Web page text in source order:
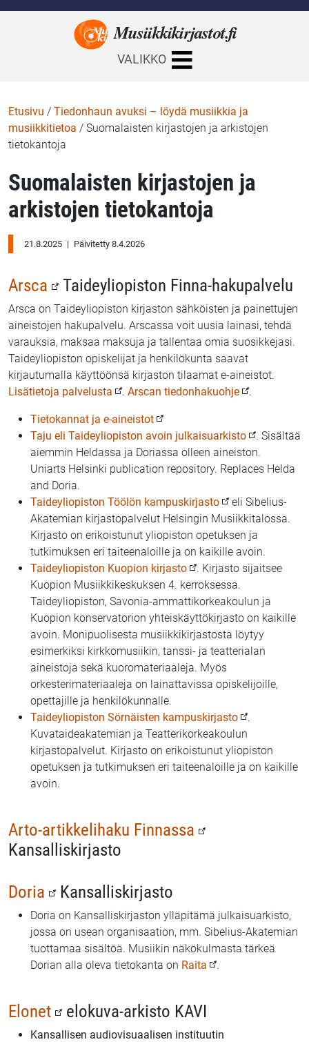
Musiikkikirjastot.fi
VALIKKO
Etusivu / Tiedonhaun avuksi – löydä musiikkia ja
musiikkitietoa / Suomalaisten kirjastojen ja arkistojen
tietokantoja
Suomalaisten kirjastojen ja
arkistojen tietokantoja
21.8.2025 | Päivitetty 8.4.2026
Arsca Taideyliopiston Finna-hakupalvelu
Arsca on Taideyliopiston kirjaston sähköisten ja painettujen
aineistojen hakupalvelu. Arscassa voit uusia lainasi, tehdä
varauksia, maksaa maksuja ja tallentaa omia suosikkejasi.
Taideyliopiston opiskelijat ja henkilökunta saavat
kirjautumalla käyttöönsä kirjaston tilaamat e-aineistot.
Lisätietoja palvelusta
. Arscan tiedonhakuohje .
Tietokannat ja e-aineistot
Taju eli Taideyliopiston avoin julkaisuarkisto
. Sisältää
aiemmin Heldassa ja Doriassa olleen aineiston.
Uniarts Helsinki publication repository. Replaces Helda
and Doria.
Taideyliopiston Töölön kampuskirjasto
eli Sibelius-
Akatemian kirjastopalvelut Helsingin Musiikkitalossa.
Kirjasto on erikoistunut yliopiston opetuksen ja
tutkimuksen eri taiteenaloille ja on kaikille avoin.
Taideyliopiston Kuopion kirjasto
. Kirjasto sijaitsee
Kuopion Musiikkikeskuksen 4. kerroksessa.
Taideyliopiston, Savonia-ammattikorkeakoulun ja
Kuopion konservatorion yhteiskäyttökirjasto on kaikille
avoin. Monipuolisesta musiikkikirjastosta löytyy
esimerkiksi kirkkomusiikin, tanssi- ja teatterialan
aineistoja sekä kuoromateriaaleja. Myös
orkesterimateriaaleja on lainattavissa opiskelijoille,
opettajille ja henkilökunnalle.
Taideyliopiston Sörnäisten kampuskirjasto
.
Kuvataideakatemian ja Teatterikorkeakoulun
kirjastopalvelut. Kirjasto on erikoistunut yliopiston
opetuksen ja tutkimuksen eri taiteenaloille ja on kaikille
avoin.
Arto-artikkelihaku Finnassa
Kansalliskirjasto
Doria Kansalliskirjasto
Doria on Kansalliskirjaston ylläpitämä julkaisuarkisto,
jossa on usean organisaation, mm. Sibelius-Akatemian
tuottamaa sisältöä. Musiikin näkökulmasta tärkeä
Dorian alla oleva tietokanta on Raita .
Elonet elokuva-arkisto KAVI
Kansallisen audiovisuaalisen instituutin